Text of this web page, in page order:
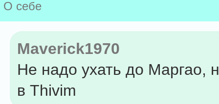
О себе
Maverick1970
Не надо ухать до Маргао,
в Thivim